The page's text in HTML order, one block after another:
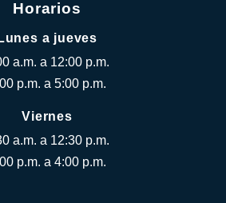
Horarios
Lunes a jueves
a.m. a 12:00 p.m.
p.m. a 5:00 p.m.
Viernes
a.m. a 12:30 p.m.
p.m. a 4:00 p.m.